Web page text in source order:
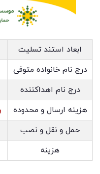
ابعاد استند تسلیت
درج نام خانواده متوفی
درج نام اهداکننده
هزینه ارسال و محدوده
حمل و نقل و نصب
هزینه